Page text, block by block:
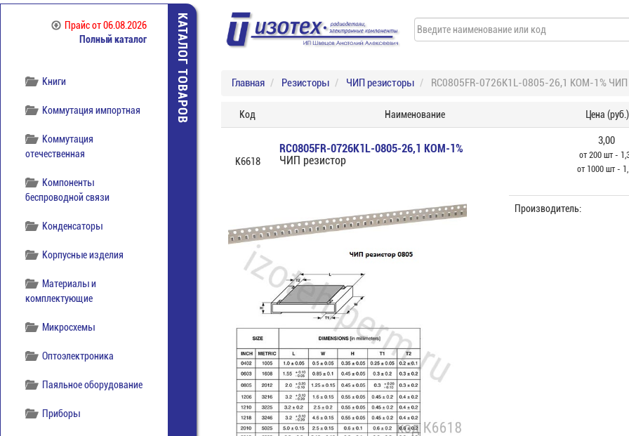
Прайсот 06.08.2026
Полный каталог
Источники питания
Книги
Коммутация импортная
Коммутация
отечественная
Компоненты
беспроводной связи
Конденсаторы
Корпусные изделия
Материалы и
комплектующие
Микросхемы
Оптоэлектроника
Паяльное оборудование
Приборы
КАТАЛОГ ТОВАРОВ Главная Резисторы ЧИП резисторы RC0805FR-0726K1L-0805-26,1 КОМ-1% ЧИП
Код Наименование Цена (руб.)
К6618
RC0805FR-0726K1L-0805-26,1 КОМ-1%
ЧИП резистор
3,00
от 200 шт -
от 1000 шт -
Производитель: